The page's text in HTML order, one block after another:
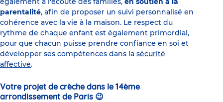
parentalité, afin de proposer un suivi personnalisé en
cohérence avec la vie à la maison. Le respect du
rythme de chaque enfant est également primordial,
pour que chacun puisse prendre confiance en soi et
développer ses compétences dans la sécurité
affective.
Votre projet de crèche dans le 14ème
arrondissement de Paris 😉